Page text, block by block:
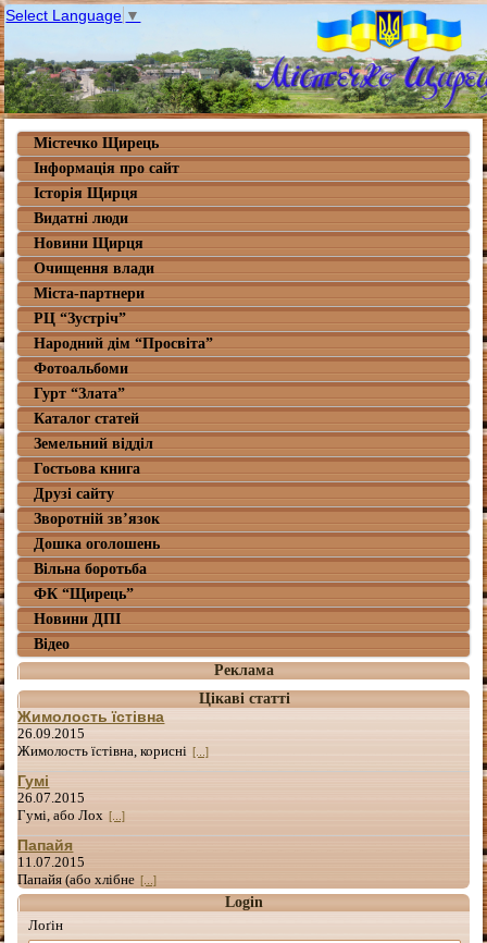
Select Language ▼
Містечко Щирець
Інформація про сайт
Історія Щирця
Видатні люди
Новини Щирця
Очищення влади
Міста-партнери
РЦ “Зустріч”
Народний дім “Просвіта”
Фотоальбоми
Гурт “Злата”
Каталог статей
Земельний відділ
Гостьова книга
Друзі сайту
Зворотній зв’язок
Дошка оголошень
Вільна боротьба
ФК “Щирець”
Новини ДПІ
Відео
Реклама
Цікаві статті
Жимолость їстівна
26.09.2015
Жимолость їстівна, корисні [...]
Гумі
26.07.2015
Гумі, або Лох [...]
Папайя
11.07.2015
Папайя (або хлібне [...]
Login
Лоґін